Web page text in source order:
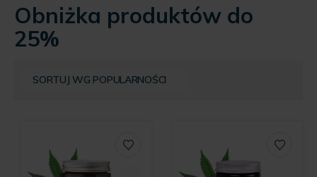
Obniżka produktów do
25%